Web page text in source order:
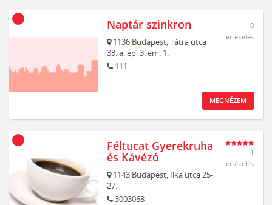
Naptár szinkron
1136 Budapest,Tátra utca
33. a. ép. 3. em. 1.
111
0
értékelés
MEGNÉZEM
Féltucat Gyerekruha
és Kávézó
1143 Budapest, Ilka utca 25-
27.
3003068
1
értékelés